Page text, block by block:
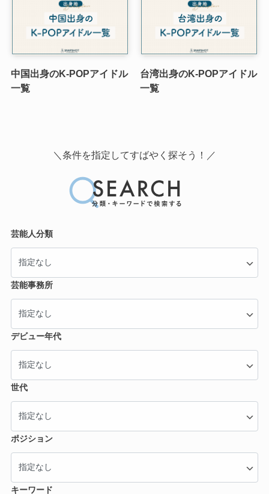
中国出身のK-POPアイドル
一覧
台湾出身のK-POPアイドル
一覧
＼条件を指定してすばやく探そう！／
芸能人分類
芸能事務所
デビュー年代
世代
ポジション
キーワード